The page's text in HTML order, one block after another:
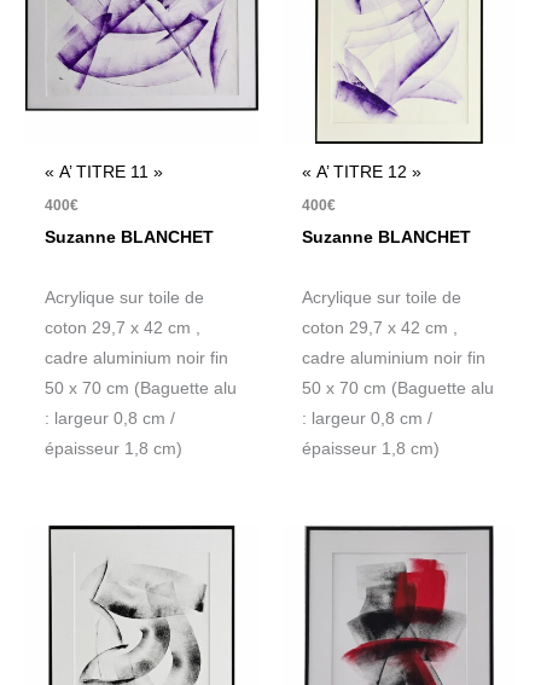
« A’ TITRE 11 »
400€
Suzanne BLANCHET
Acrylique sur toile de
coton 29,7 x 42 cm ,
cadre aluminium noir fin
50 x 70 cm (Baguette alu
: largeur 0,8 cm /
épaisseur 1,8 cm)
« A’ TITRE 12 »
400€
Suzanne BLANCHET
Acrylique sur toile de
coton 29,7 x 42 cm ,
cadre aluminium noir fin
50 x 70 cm (Baguette alu
: largeur 0,8 cm /
épaisseur 1,8 cm)